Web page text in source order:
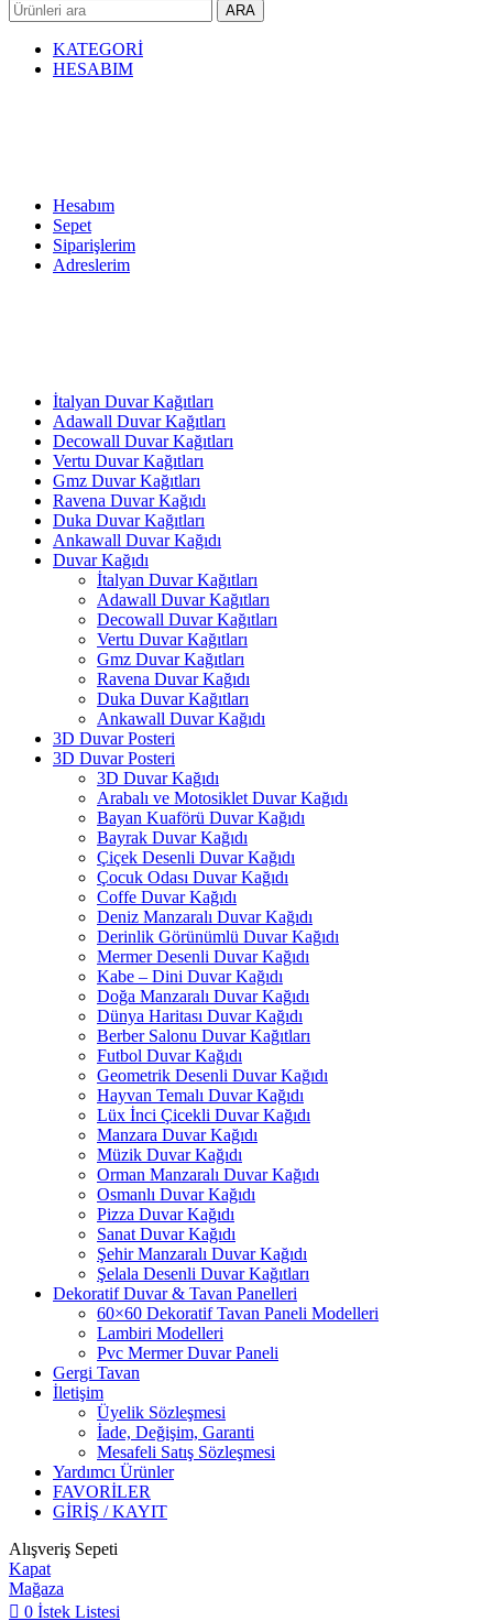
ARA
KATEGORİ
HESABIM
Hesabım
Sepet
Siparişlerim
Adreslerim
İtalyan Duvar Kağıtları
Adawall Duvar Kağıtları
Decowall Duvar Kağıtları
Vertu Duvar Kağıtları
Gmz Duvar Kağıtları
Ravena Duvar Kağıdı
Duka Duvar Kağıtları
Ankawall Duvar Kağıdı
Duvar Kağıdı
İtalyan Duvar Kağıtları
Adawall Duvar Kağıtları
Decowall Duvar Kağıtları
Vertu Duvar Kağıtları
Gmz Duvar Kağıtları
Ravena Duvar Kağıdı
Duka Duvar Kağıtları
Ankawall Duvar Kağıdı
3D Duvar Posteri
3D Duvar Posteri
3D Duvar Kağıdı
Arabalı ve Motosiklet Duvar Kağıdı
Bayan Kuaförü Duvar Kağıdı
Bayrak Duvar Kağıdı
Çiçek Desenli Duvar Kağıdı
Çocuk Odası Duvar Kağıdı
Coffe Duvar Kağıdı
Deniz Manzaralı Duvar Kağıdı
Derinlik Görünümlü Duvar Kağıdı
Mermer Desenli Duvar Kağıdı
Kabe – Dini Duvar Kağıdı
Doğa Manzaralı Duvar Kağıdı
Dünya Haritası Duvar Kağıdı
Berber Salonu Duvar Kağıtları
Futbol Duvar Kağıdı
Geometrik Desenli Duvar Kağıdı
Hayvan Temalı Duvar Kağıdı
Lüx İnci Çicekli Duvar Kağıdı
Manzara Duvar Kağıdı
Müzik Duvar Kağıdı
Orman Manzaralı Duvar Kağıdı
Osmanlı Duvar Kağıdı
Pizza Duvar Kağıdı
Sanat Duvar Kağıdı
Şehir Manzaralı Duvar Kağıdı
Şelala Desenli Duvar Kağıtları
Dekoratif Duvar & Tavan Panelleri
60×60 Dekoratif Tavan Paneli Modelleri
Lambiri Modelleri
Pvc Mermer Duvar Paneli
Gergi Tavan
İletişim
Üyelik Sözleşmesi
İade, Değişim, Garanti
Mesafeli Satış Sözleşmesi
Yardımcı Ürünler
FAVORİLER
GİRİŞ / KAYIT
Alışveriş Sepeti
Kapat
Mağaza
0 İstek Listesi